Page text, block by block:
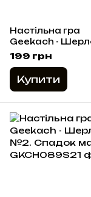
Настільна гра
Geekach -
13 заручників
199 грн
Купити